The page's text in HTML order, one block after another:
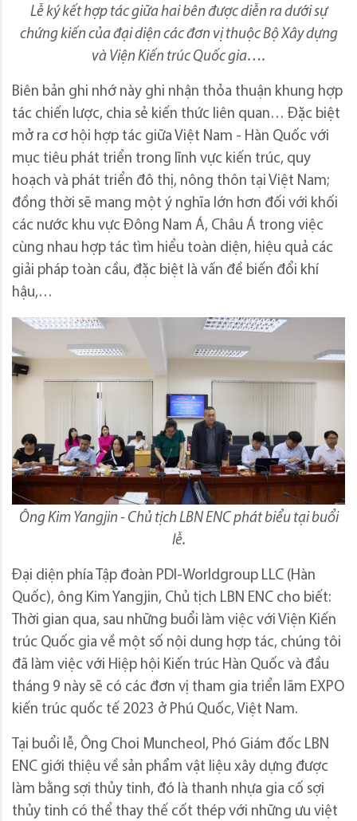
Lễ ký kết hợp tác giữa hai bên được diễn ra dưới sự
chứng kiến của đại diện các đơn vị thuộc Bộ Xây dựng
và Viện Kiến trúc Quốc gia….
Biên bản ghi nhớ này ghi nhận thỏa thuận khung hợp
tác chiến lược, chia sẻ kiến thức liên quan… Đặc biệt
mở ra cơ hội hợp tác giữa Việt Nam - Hàn Quốc với
mục tiêu phát triển trong lĩnh vực kiến trúc, quy
hoạch và phát triển đô thị, nông thôn tại Việt Nam;
đồng thời sẽ mang một ý nghĩa lớn hơn đối với khối
các nước khu vực Đông Nam Á, Châu Á trong việc
cùng nhau hợp tác tìm hiểu toàn diện, hiệu quả các
giải pháp toàn cầu, đặc biệt là vấn đề biến đổi khí
hậu,…
Ông Kim Yangjin - Chủ tịch LBN ENC phát biểu tại buổi
lễ.
Đại diện phía Tập đoàn PDI-Worldgroup LLC (Hàn
Quốc), ông Kim Yangjin, Chủ tịch LBN ENC cho biết:
Thời gian qua, sau những buổi làm việc với Viện Kiến
trúc Quốc gia về một số nội dung hợp tác, chúng tôi
đã làm việc với Hiệp hội Kiến trúc Hàn Quốc và đầu
tháng 9 này sẽ có các đơn vị tham gia triển lãm EXPO
kiến trúc quốc tế 2023 ở Phú Quốc, Việt Nam.
Tại buổi lễ, Ông Choi Muncheol, Phó Giám đốc LBN
ENC giới thiệu về sản phẩm vật liệu xây dựng được
làm bằng sợi thủy tinh, đó là thanh nhựa gia cố sợi
thủy tinh có thể thay thế cốt thép với những ưu việt